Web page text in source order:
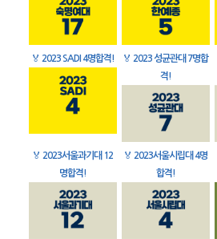
🏅 2023 SADI 4명합격! 🏅 2023 성균관대 7명합
격!
🏅 2023서울과기대 12
명합격!
🏅 2023서울시립대 4명
합격!